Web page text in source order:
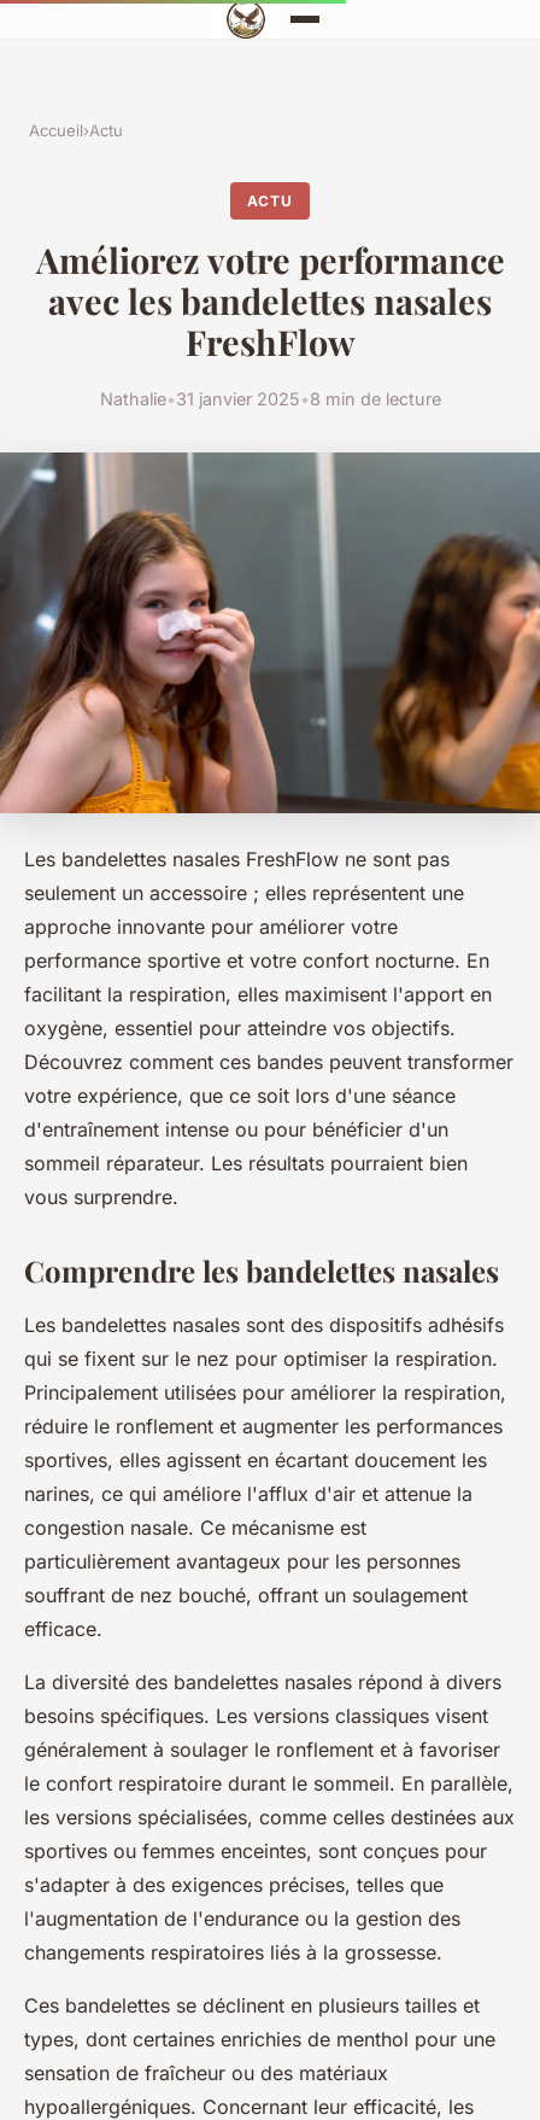
Accueil›Actu
ACTU
Améliorez votre performance
avec les bandelettes nasales
FreshFlow
Nathalie•31 janvier 2025•8 min de lecture
Les bandelettes nasales FreshFlow ne sont pas
seulement un accessoire ; elles représentent une
approche innovante pour améliorer votre
performance sportive et votre confort nocturne. En
facilitant la respiration, elles maximisent l'apport en
oxygène, essentiel pour atteindre vos objectifs.
Découvrez comment ces bandes peuvent transformer
votre expérience, que ce soit lors d'une séance
d'entraînement intense ou pour bénéficier d'un
sommeil réparateur. Les résultats pourraient bien
vous surprendre.
Comprendre les bandelettes nasales
Les bandelettes nasales sont des dispositifs adhésifs
qui se fixent sur le nez pour optimiser la respiration.
Principalement utilisées pour améliorer la respiration,
réduire le ronflement et augmenter les performances
sportives, elles agissent en écartant doucement les
narines, ce qui améliore l'afflux d'air et attenue la
congestion nasale. Ce mécanisme est
particulièrement avantageux pour les personnes
souffrant de nez bouché, offrant un soulagement
efficace.
La diversité des bandelettes nasales répond à divers
besoins spécifiques. Les versions classiques visent
généralement à soulager le ronflement et à favoriser
le confort respiratoire durant le sommeil. En parallèle,
les versions spécialisées, comme celles destinées aux
sportives ou femmes enceintes, sont conçues pour
s'adapter à des exigences précises, telles que
l'augmentation de l'endurance ou la gestion des
changements respiratoires liés à la grossesse.
Ces bandelettes se déclinent en plusieurs tailles et
types, dont certaines enrichies de menthol pour une
sensation de fraîcheur ou des matériaux
hypoallergéniques. Concernant leur efficacité, les